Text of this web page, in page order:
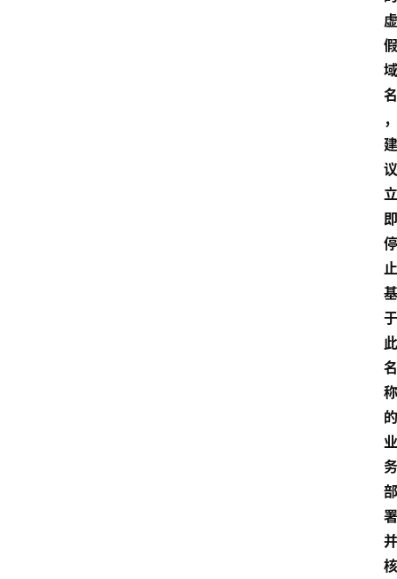
虚
假
域
名
，
建
议
立
即
停
止
基
于
此
名
称
的
业
务
部
署
并
核